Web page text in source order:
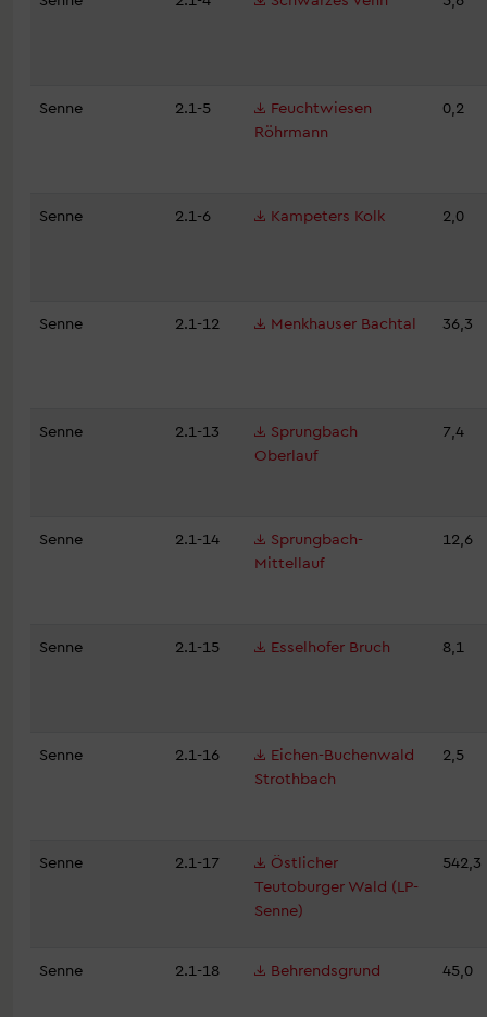
Senne 2.1-5
Feuchtwiesen
Röhrmann
0,2
Senne 2.1-6 Kampeters Kolk 2,0
Senne 2.1-12 Menkhauser Bachtal 36,3
Senne 2.1-13
Sprungbach
Oberlauf
7,4
Senne 2.1-14
Sprungbach-
Mittellauf
12,6
Senne 2.1-15 Esselhofer Bruch 8,1
Senne 2.1-16
Eichen-Buchenwald
Strothbach
2,5
Senne 2.1-17
Östlicher
Teutoburger Wald (LP-
Senne)
542,3
Senne 2.1-18 Behrendsgrund 45,0